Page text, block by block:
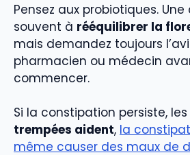
Pensez aux probiotiques.
souvent à rééquilibrer la
mais demandez toujours
pharmacien ou médecin
commencer.
Si la constipation persiste, les
trempées aident, la
même causer des maux de